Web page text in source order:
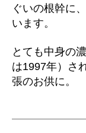
ぐいの根幹に
います。
とても中身の
は1997年）さ
張のお供に。